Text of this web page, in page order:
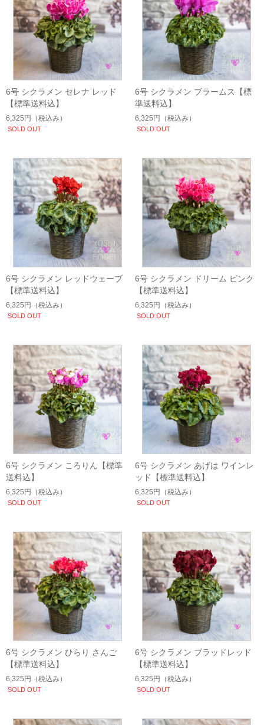
6号 シクラメン セレナ レッド
【標準送料込】
6,325円 （税込み）
SOLD OUT
6号 シクラメン ブラームス【標
準送料込】
6,325円 （税込み）
SOLD OUT
6号 シクラメン レッドウェーブ
【標準送料込】
6,325円 （税込み）
SOLD OUT
6号 シクラメン ドリーム ピンク
【標準送料込】
6,325円 （税込み）
SOLD OUT
6号 シクラメン ころりん【標準
送料込】
6,325円 （税込み）
SOLD OUT
6号 シクラメン あげは ワインレ
ッド【標準送料込】
6,325円 （税込み）
SOLD OUT
6号 シクラメン ひらり さんご
【標準送料込】
6,325円 （税込み）
SOLD OUT
6号 シクラメン ブラッドレッド
【標準送料込】
6,325円 （税込み）
SOLD OUT